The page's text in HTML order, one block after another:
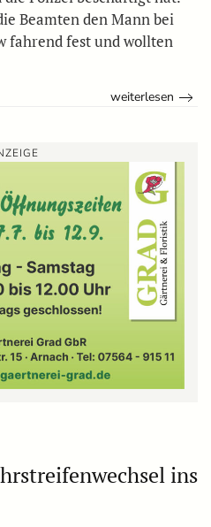
Beamten den Mann bei
fahrend fest und wollten
weiterlesen
ins